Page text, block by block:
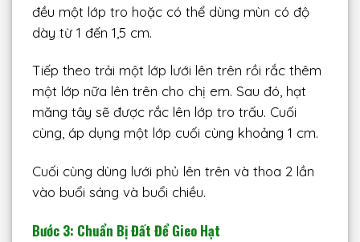
đều một lớp tro hoặc có thể dùng mùn có độ
dày từ 1 đến 1,5 cm.
Tiếp theo trải một lớp lưới lên trên rồi rắc thêm
một lớp nữa lên trên cho chị em. Sau đó, hạt
măng tây sẽ được rắc lên lớp tro trấu. Cuối
cùng, áp dụng một lớp cuối cùng khoảng 1 cm.
Cuối cùng dùng lưới phủ lên trên và thoa 2 lần
vào buổi sáng và buổi chiều.
Bước 3: Chuẩn Bị Đất Để Gieo Hạt